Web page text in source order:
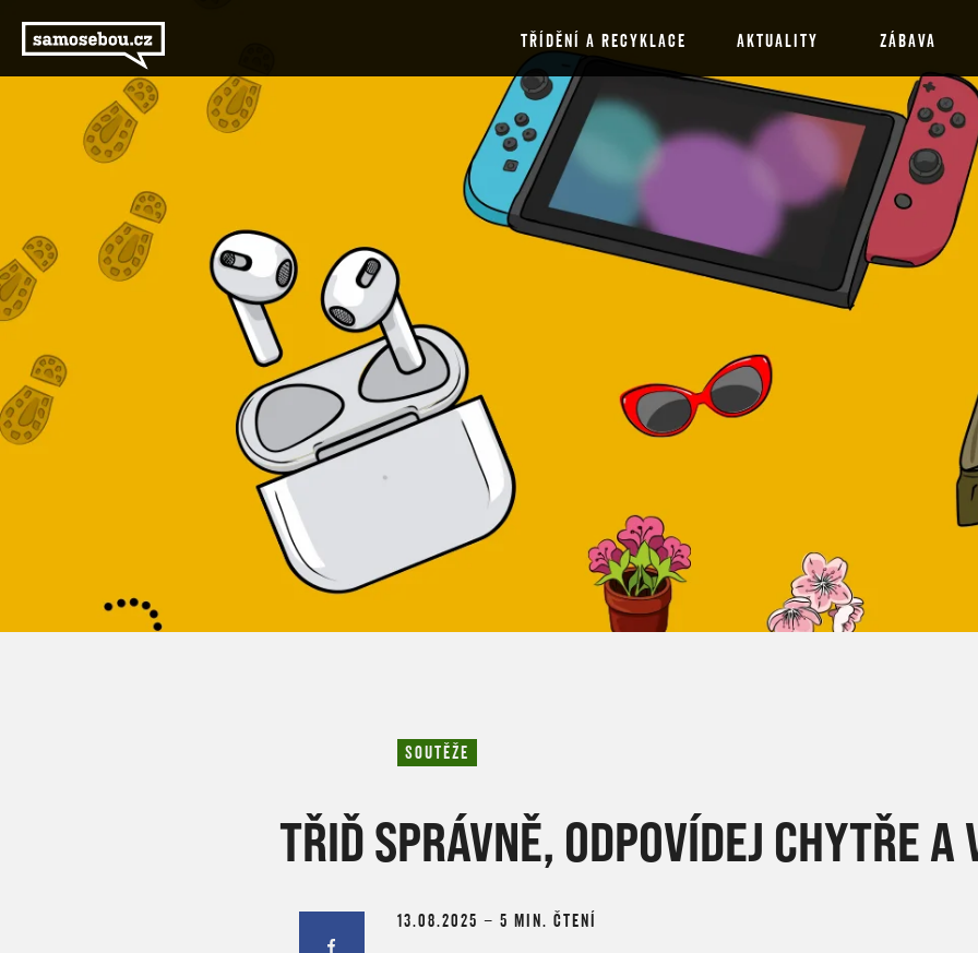
TŘÍDĚNÍ A RECYKLACE AKTUALITY ZÁBAVA
SOUTĚŽE
TŘIĎ SPRÁVNĚ, ODPOVÍDEJ CHYTŘE A
13.08.2025 – 5 MIN. ČTENÍ